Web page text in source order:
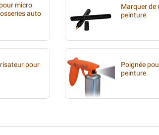
micro
auto
Marquer de
peinture
pour
Poignée
peinture